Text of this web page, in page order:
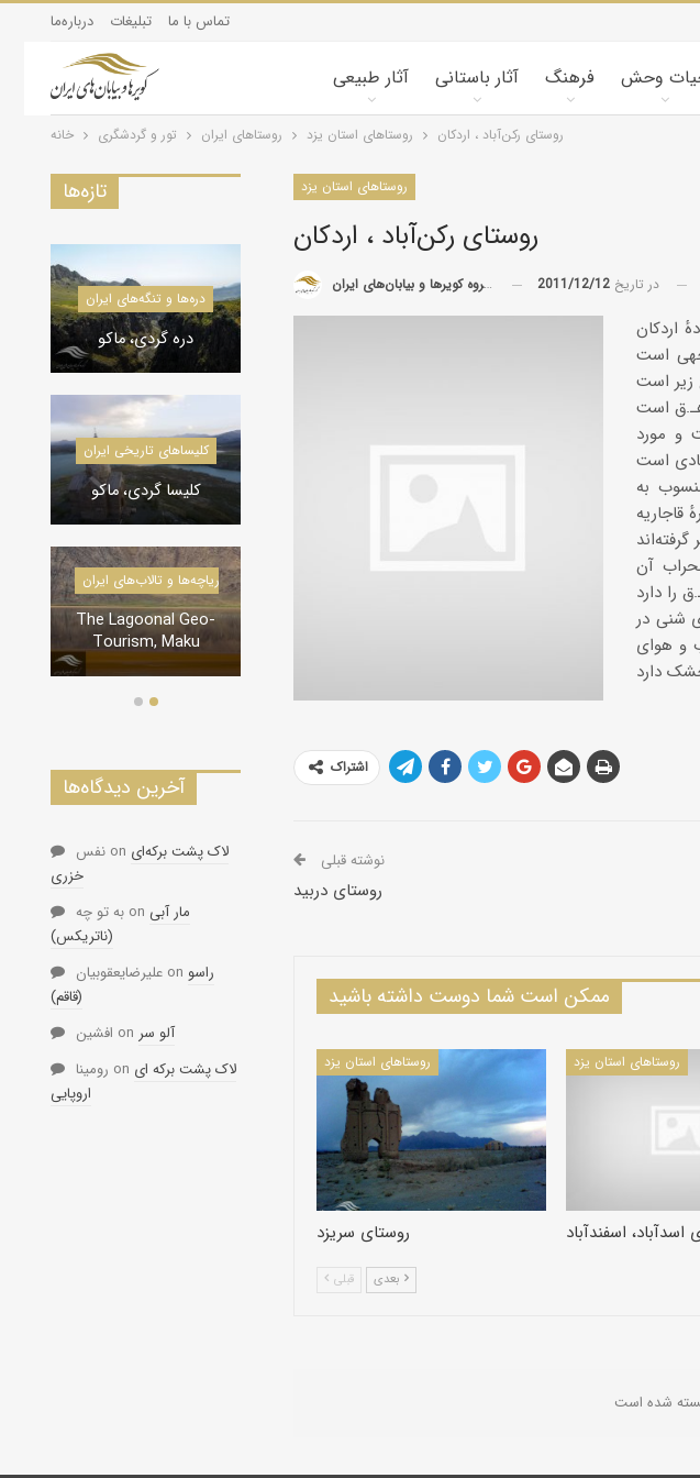
درباره‌ما تبلیغات تماس با ما
آثار طبیعی آثار باستانی فرهنگ وحش
خانه تور و گردشگری روستاهای ایران روستاهای استان یزد روستاى ركن‌آباد ، اردكان
روستاهای استان یزد
روستاى ركن‌آباد ، اردكان
توسط گروه کویرها و بیابان‌های ایران در تاریخ 2011/12/12
اردکان
است
و مورد
به
آن
شنى در
و هواى
اشتراک
نوشته قبلی
روستاى دربيد
ممکن است شما دوست داشته باشید
روستاهای استان یزد
روستای سریزد
روستاهای استان یزد
اسدآباد، اسفندآباد
قبلی
تازه‌ها
دره‌ها و تنگه‌های ایران
دره گردی، ماکو
کلیسا‌های تاریخی ایران
کلیسا گردی، ماکو
درياچه‌‌ها و تالاب‌های ایران
The Lagoonal Geo-
Tourism, Maku
کویرشناسی
آخرین دیدگاه‌ها
نفس on لاک پشت برکه‌ای
خزری
به تو چه on مار آبی
(ناتریکس)
علیرضایعقوبیان on راسو
(قاقم)
افشین on آلو سر
رومینا on لاک پشت برکه ای
اروپایی